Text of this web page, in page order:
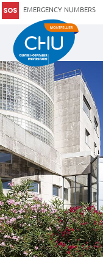
EMERGENCY NUMBERS